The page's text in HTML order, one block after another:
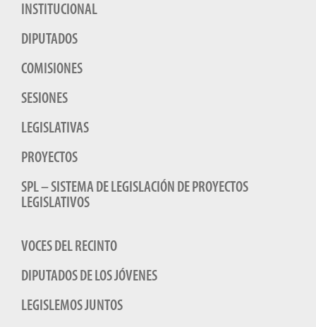
INSTITUCIONAL
DIPUTADOS
COMISIONES
SESIONES
LEGISLATIVAS
PROYECTOS
SPL – SISTEMA DE LEGISLACIÓN DE PROYECTOS
LEGISLATIVOS
VOCES DEL RECINTO
DIPUTADOS DE LOS JÓVENES
LEGISLEMOS JUNTOS